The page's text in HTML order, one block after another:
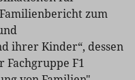
zum
ihrer Kinder“, dessen
Fachgruppe F1